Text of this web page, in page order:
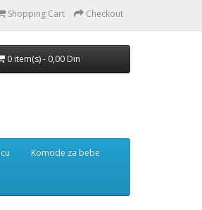
Shopping Cart Checkout
0 item(s) - 0,00 Din
Komode za bebe